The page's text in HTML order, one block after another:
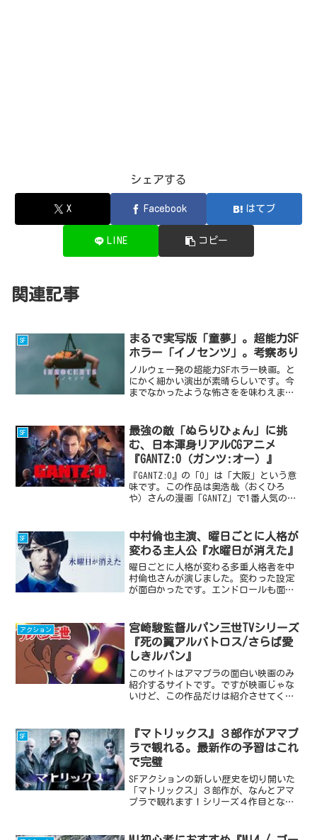
シェアする
X Facebook はてブ
LINE コピー
関連記事
SF
まるで実写版「童夢」。超能力SF
ホラー「イノセンツ」。考察あり
ノルウェー発の超能力SFホラー映画。と
にかく細かい演出が素晴らしいです。今
までなかったような怖さをを味わえま
ラ映画のあらすじノルウェー郊外の住宅
団地。夏休みに友達になっ...
SF
最強の敵「ぬらりひょん」に挑
む、日本渾身リアルCGアニメ
『GANTZ:O（ガンツ:オー）』
『GANTZ:O』の「O」は「大阪」という意
味です。この作品は奥浩哉（おくひろ
や）さんの漫画「GANTZ」で1番人気のエ
ードを原作のことを1ミリも知らない人に
もわかる...
SF
中村倫也主演、曜日ごとに人格が
変わる主人公『水曜日が消えた』
曜日ごとに人格が変わる多重人格者を中
村倫也さんが演じました。変わった設定
が面白かったです。エンドロールも面白
がいいかもしれません。アマプラ「水曜
日が消えた」はコチラあら...
アクション
宮崎駿監督ルパン三世TVシリーズ
『死の翼アルバトロス/さらば愛
しきルパン』
このサイトはアマプラの面白い映画のみ
紹介するサイトです。ですが映画じゃな
いけど、この作品だけは紹介させてくだ
はテレビシリーズの方でも「照樹務」名
義で脚本・演出を担当した...
SF
『マトリックス』３部作がアマプ
ラで観れる。最新作の予習はこれ
で完璧
SFアクションの新しい歴史を切り開いた
「マトリックス」３部作が、なんとアマ
プラで観れます！シリーズ４作目となる
ヌ・リーブス」はインタビューの中で